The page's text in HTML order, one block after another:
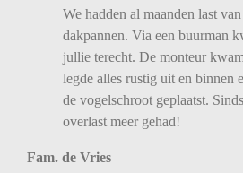
We hadden al maanden last van
dakpannen. Via een buurman
jullie terecht. De monteur
legde alles rustig uit en binnen
de vogelschroot geplaatst.
overlast meer gehad!
Fam. de Vries